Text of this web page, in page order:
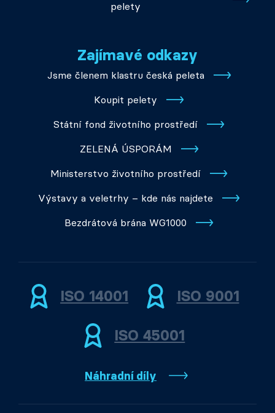
pelety
Zajímavé odkazy
Jsme členem klastru česká peleta
Koupit pelety
Státní fond životního prostředí
ZELENÁ ÚSPORÁM
Ministerstvo životního prostředí
Výstavy a veletrhy – kde nás najdete
Bezdrátová brána WG1000
ISO 14001 ISO 9001
ISO 45001
Náhradní díly